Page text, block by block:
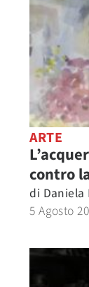
ARTE
contro
di Daniela
5 Agosto